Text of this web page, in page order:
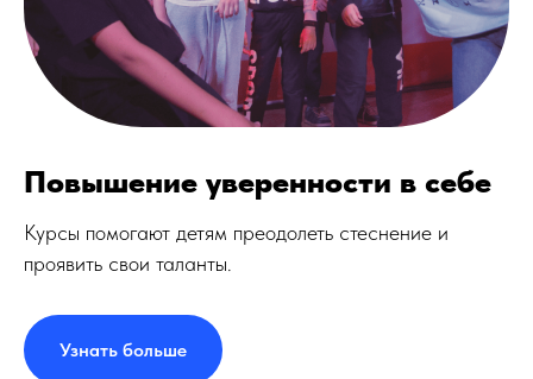
Повышение уверенности в себе
Курсы помогают детям преодолеть стеснение и
проявить свои таланты.
Узнать больше